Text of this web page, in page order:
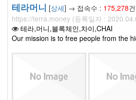
테라머니 [상세] → 접속수 : 175,278건
https://terra.money (등록일자 :
테라,머니,블록체인,차이,CHAI
Our mission is to free people from the